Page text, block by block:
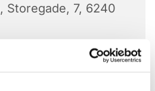
Storegade, 7, 6240